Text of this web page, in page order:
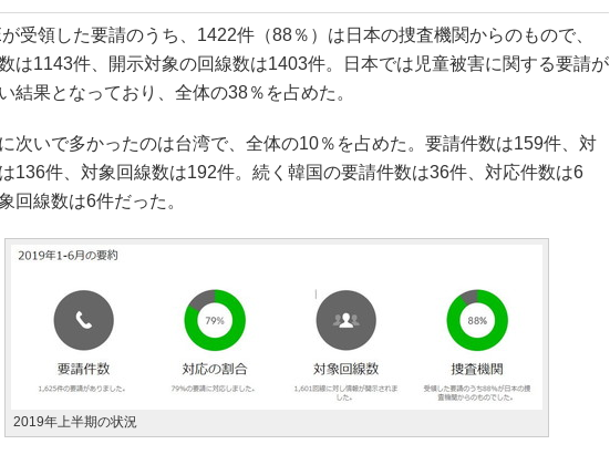
受領した要請のうち、1422件（88％）は日本の捜査機関からのもので、
は1143件、開示対象の回線数は1403件。日本では児童被害に関する要請が
結果となっており、全体の38％を占めた。
次いで多かったのは台湾で、全体の10％を占めた。要請件数は159件、対
136件、対象回線数は192件。続く韓国の要請件数は36件、対応件数は6
回線数は6件だった。
2019年上半期の状況